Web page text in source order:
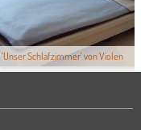
'Unser Schlafzimmer' von Violen